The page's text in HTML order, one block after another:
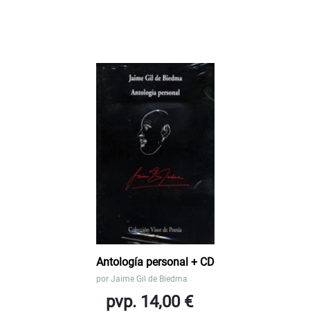
Antología personal + CD
por Jaime Gil de Biedma
pvp. 14,00 €